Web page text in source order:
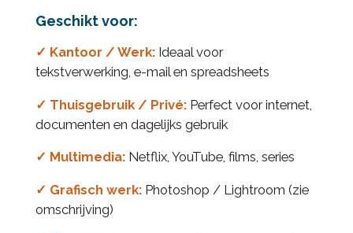
Geschikt voor:
✓ Kantoor / Werk: Ideaal voor
tekstverwerking, e-mail en spreadsheets
✓ Thuisgebruik / Privé: Perfect voor internet,
documenten en dagelijks gebruik
✓ Multimedia: Netflix, YouTube, films, series
✓ Grafisch werk: Photoshop / Lightroom (zie
omschrijving)